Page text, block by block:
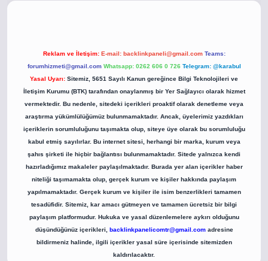
Reklam ve İletişim: E-mail: backlinkpaneli@gmail.com Teams:
forumhizmeti@gmail.com Whatsapp: 0262 606 0 726 Telegram: @karabul
Yasal Uyarı: Sitemiz, 5651 Sayılı Kanun gereğince Bilgi Teknolojileri ve
İletişim Kurumu (BTK) tarafından onaylanmış bir Yer Sağlayıcı olarak hizmet
vermektedir. Bu nedenle, sitedeki içerikleri proaktif olarak denetleme veya
araştırma yükümlülüğümüz bulunmamaktadır. Ancak, üyelerimiz yazdıkları
içeriklerin sorumluluğunu taşımakta olup, siteye üye olarak bu sorumluluğu
kabul etmiş sayılırlar. Bu internet sitesi, herhangi bir marka, kurum veya
şahıs şirketi ile hiçbir bağlantısı bulunmamaktadır. Sitede yalnızca kendi
hazırladığımız makaleler paylaşılmaktadır. Burada yer alan içerikler haber
niteliği taşımamakta olup, gerçek kurum ve kişiler hakkında paylaşım
yapılmamaktadır. Gerçek kurum ve kişiler ile isim benzerlikleri tamamen
tesadüfidir. Sitemiz, kar amacı gütmeyen ve tamamen ücretsiz bir bilgi
paylaşım platformudur. Hukuka ve yasal düzenlemelere aykırı olduğunu
düşündüğünüz içerikleri, backlinkpanelicomtr@gmail.comadresine
bildirmeniz halinde, ilgili içerikler yasal süre içerisinde sitemizden
kaldırılacaktır.